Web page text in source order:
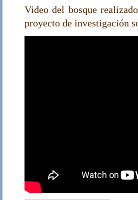
Video del bosque
proyecto de investigación